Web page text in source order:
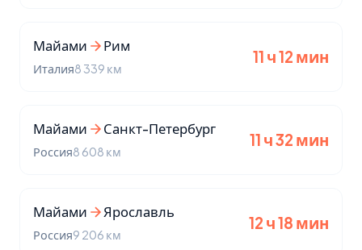
Майами Рим
Италия8 339 км
11 ч 12 мин
Майами Санкт-Петербург
Россия8 608 км
11 ч 32 мин
Майами Ярославль
Россия9 206 км
12 ч 18 мин